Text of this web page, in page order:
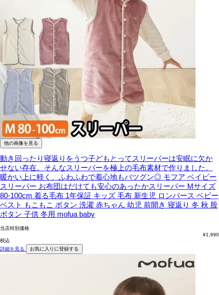
他の画像を見る
動き回ったり寝返りをうつ子どもとってスリーパーは安眠に欠か
せない存在。そんなスリーパーを極上の毛布素材で作りました。
暖かい上に軽く、ふわふわで着心地もバツグン◎ モフア ベイビー
スリーパー お布団はだけても安心のあったかスリーパー Mサイズ
80-100cm 着る毛布 1年保証 キッズ 毛布 新生児 ロンパース ベビー
ベスト もこもこ ボタン 洗濯 赤ちゃん 幼児 前開き 寝返り 冬 秋 股
ボタン 子供 冬用 mofua baby
当店特別価格
¥1,990
税込
詳細を見る
お気に入りに登録する